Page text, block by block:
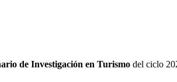
de Investigación en Turismo del ciclo